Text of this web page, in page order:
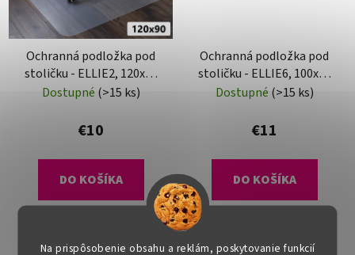
Na prispôsobenie obsahu a reklám, poskytovanie funkcií
Ochranná podložka pod
stoličku - ELLIE2, 120x90
cm, 0,5 mm
Dostupné (>15 ks)
€10
DO KOŠÍKA
Ochranná podložka pod
stoličku - ELLIE6, 100x70
cm, 0,8 mm
Dostupné (>15 ks)
€11
DO KOŠÍKA